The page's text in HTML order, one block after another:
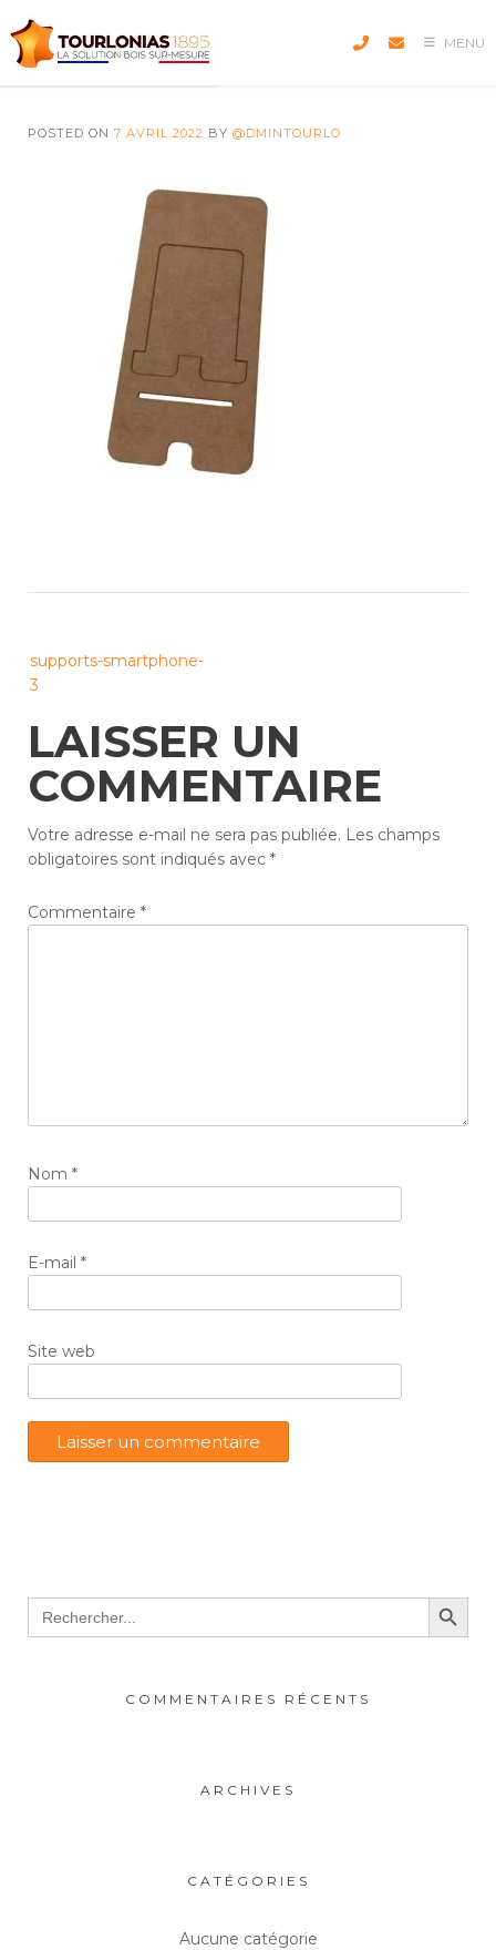
to
content
MENU
POSTED ON 7 AVRIL 2022 BY @DMINTOURLO
navigation
supports-smartphone-
3
LAISSER UN
COMMENTAIRE
Votre adresse e-mail ne sera pas publiée. Les champs
obligatoires sont indiqués avec *
Commentaire *
Nom *
E-mail *
Site web
Search
for:
Search Button
COMMENTAIRES RÉCENTS
ARCHIVES
CATÉGORIES
Aucune catégorie